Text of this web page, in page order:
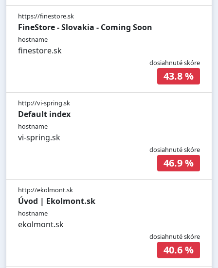
https://finestore.sk
FineStore - Slovakia - Coming Soon
hostname
finestore.sk
dosiahnuté skóre
43.8 %
http://vi-spring.sk
Default index
hostname
vi-spring.sk
dosiahnuté skóre
46.9 %
http://ekolmont.sk
Úvod | Ekolmont.sk
hostname
ekolmont.sk
dosiahnuté skóre
40.6 %